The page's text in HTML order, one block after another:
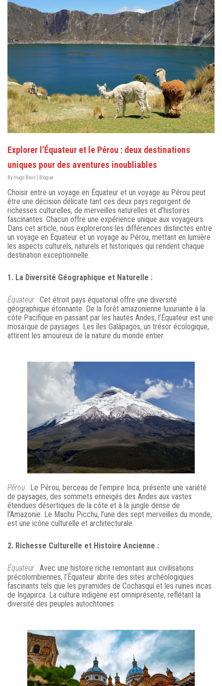
Explorer l’Équateur et le Pérou : deux destinations
uniques pour des aventures inoubliables
By Hugo Blois Blogue
Choisir entre un voyage en Équateur et un voyage au Pérou peut
être une décision délicate tant ces deux pays regorgent de
richesses culturelles, de merveilles naturelles et d’histoires
fascinantes. Chacun offre une expérience unique aux voyageurs.
Dans cet article, nous explorerons les différences distinctes entre
un voyage en Équateur et un voyage au Pérou, mettant en lumière
les aspects culturels, naturels et historiques qui rendent chaque
destination exceptionnelle.
1. La Diversité Géographique et Naturelle :
Équateur : Cet étroit pays équatorial offre une diversité
géographique étonnante. De la forêt amazonienne luxuriante à la
côte Pacifique en passant par les hautes Andes, l’Équateur est une
mosaïque de paysages. Les îles Galápagos, un trésor écologique,
attirent les amoureux de la nature du monde entier.
Pérou : Le Pérou, berceau de l’empire Inca, présente une variété
de paysages, des sommets enneigés des Andes aux vastes
étendues désertiques de la côte et à la jungle dense de
l’Amazonie. Le Machu Picchu, l’une des sept merveilles du monde,
est une icône culturelle et architecturale.
2. Richesse Culturelle et Histoire Ancienne :
Équateur : Avec une histoire riche remontant aux civilisations
précolombiennes, l’Équateur abrite des sites archéologiques
fascinants tels que les pyramides de Cochasquí et les ruines incas
de Ingapirca. La culture indigène est omniprésente, reflétant la
diversité des peuples autochtones.